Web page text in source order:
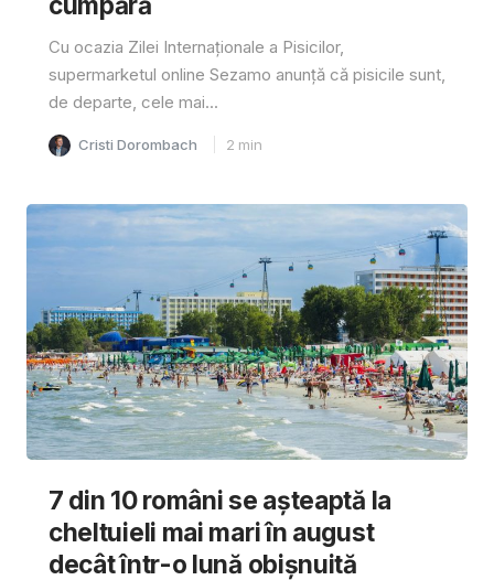
Cu ocazia Zilei Internaționale a Pisicilor,
supermarketul online Sezamo anunță că pisicile sunt,
de departe, cele mai...
Cristi Dorombach 2 min
7 din 10 români se așteaptă la
cheltuieli mai mari în august
decât într-o lună obișnuită